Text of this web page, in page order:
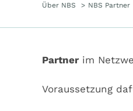
Über NBS NBS Partner
Partnerim
Voraussetzung